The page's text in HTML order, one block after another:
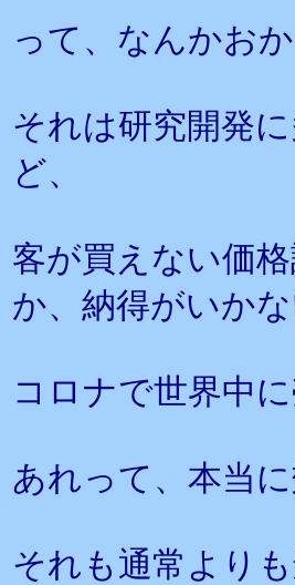
って、なんかお
それは研究開発
ど、
客が買えない価
か、納得がいかな
コロナで世界中
あれって、本当
それも通常より